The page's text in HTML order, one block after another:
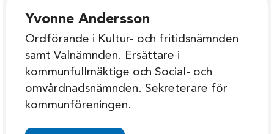
Yvonne Andersson
Ordförande i Kultur- och fritidsnämnden
samt Valnämnden. Ersättare i
kommunfullmäktige och Social- och
omvårdnadsnämnden. Sekreterare för
kommunföreningen.